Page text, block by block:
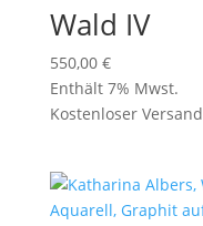
Wald IV
550,00 €
Enthält 7% Mwst.
Kostenloser Versand